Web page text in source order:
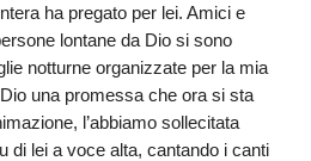
ha pregato per lei. Amici e
lontane da Dio si sono
notturne organizzate per la mia
una promessa che ora si sta
l’abbiamo sollecitata
di lei a voce alta, cantando i canti